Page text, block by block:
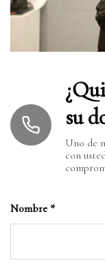
su
Uno de
con
Nombre *